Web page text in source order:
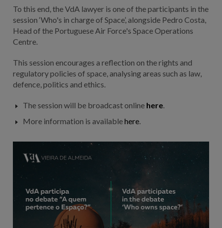
To this end, the VdA lawyer is one of the participants in the
session ‘Who's in charge of Space’, alongside Pedro Costa,
Head of the Portuguese Air Force's Space Operations
Centre.
This session encourages a reflection on the rights and
regulatory policies of space, analysing areas such as law,
defence, politics and ethics.
The session will be broadcast online here.
More information is availablehere.